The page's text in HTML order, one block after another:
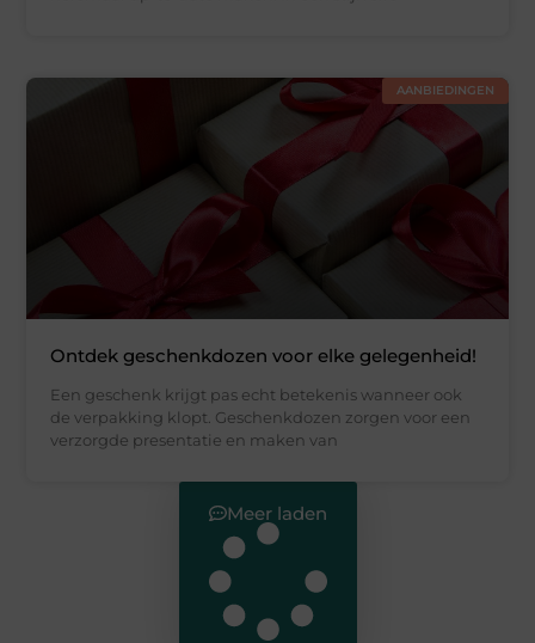
AANBIEDINGEN
Ontdek geschenkdozen voor elke gelegenheid!
Een geschenk krijgt pas echt betekenis wanneer ook
de verpakking klopt. Geschenkdozen zorgen voor een
verzorgde presentatie en maken van
Meer laden